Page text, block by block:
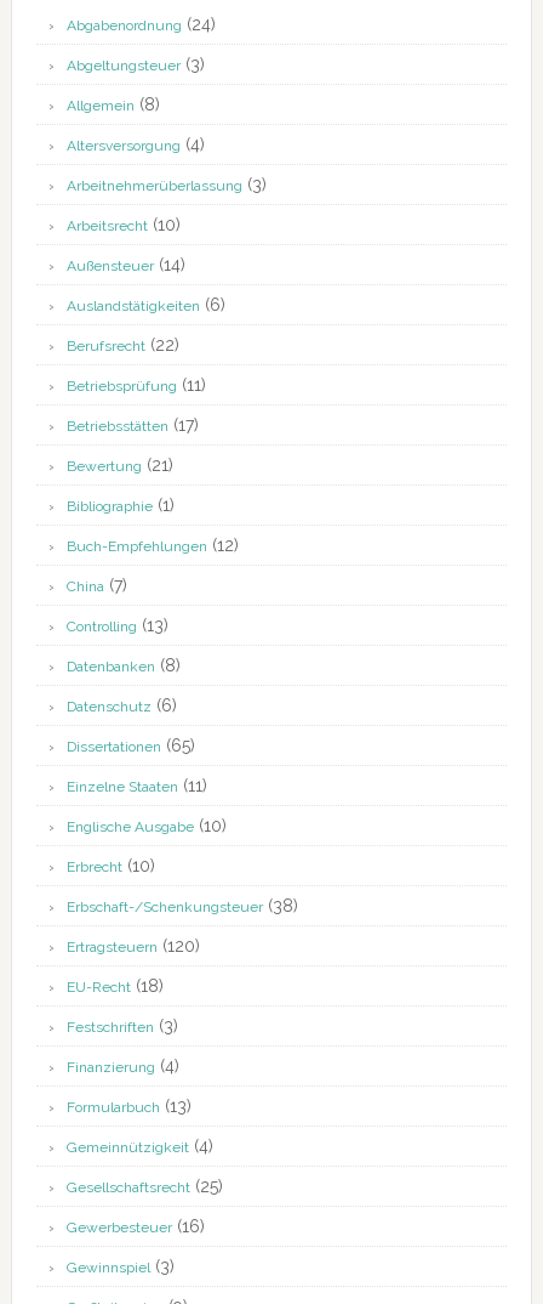
Abgabenordnung (24)
Abgeltungsteuer(3)
Allgemein (8)
Altersversorgung (4)
Arbeitnehmerüberlassung (3)
Arbeitsrecht(10)
Außensteuer(14)
Auslandstätigkeiten (6)
Berufsrecht(22)
Betriebsprüfung (11)
Betriebsstätten (17)
Bewertung (21)
Bibliographie(1)
Buch-Empfehlungen (12)
China (7)
Controlling (13)
Datenbanken (8)
Datenschutz (6)
Dissertationen (65)
Einzelne Staaten (11)
Englische Ausgabe(10)
Erbrecht(10)
Erbschaft-/Schenkungsteuer(38)
Ertragsteuern (120)
EU-Recht(18)
Festschriften (3)
Finanzierung (4)
Formularbuch (13)
Gemeinnützigkeit(4)
Gesellschaftsrecht(25)
Gewerbesteuer(16)
Gewinnspiel (3)